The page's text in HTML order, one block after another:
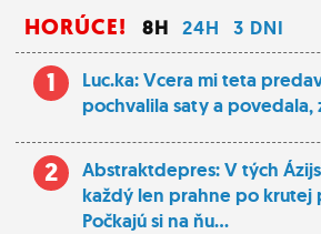
HORÚCE! 8H 24H 3 DNI
1
Luc.ka: Vcera mi teta
pochvalila saty a povedala,
2
Abstraktdepres: V tých
každý len prahne po krutej
Počkajú si na ňu...